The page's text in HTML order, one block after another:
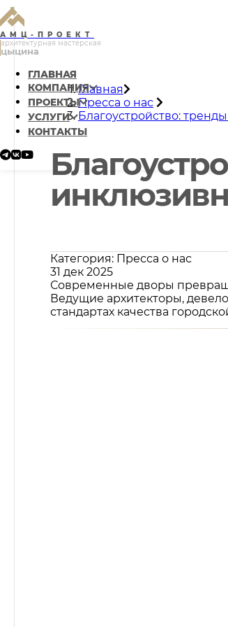
АМЦ-ПРОЕКТ
архитектурная мастерская
цыцина
ГЛАВНАЯ
КОМПАНИЯ
ПРОЕКТЫ
УСЛУГИ
КОНТАКТЫ
Главная
Пресса о нас
Благоустройство:
Категория: Пресса о нас
31 дек 2025
Современные дворы
Ведущие архитекторы,
стандартах качества